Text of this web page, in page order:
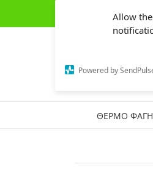
Allow
Powered by
content
(+30) 2441303162 |
ΘΕΡΜΟ